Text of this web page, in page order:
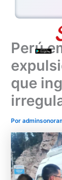
Perú
que
Por